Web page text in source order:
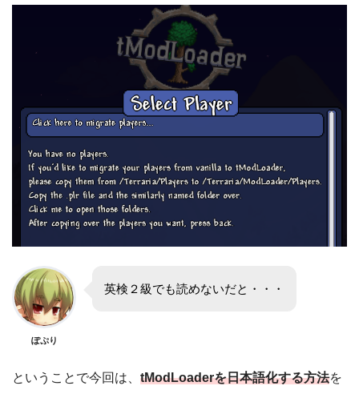
ぽぷり
英検２級でも読めないだと・・・
ということで今回は、 tModLoaderを日本語化する方法を